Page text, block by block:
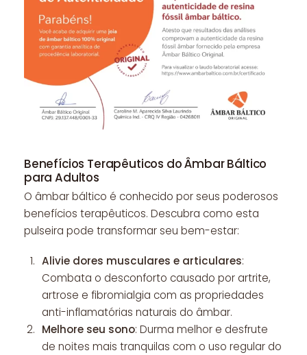
Benefícios Terapêuticos do Âmbar Báltico
para Adultos
O âmbar báltico é conhecido por seus poderosos
benefícios terapêuticos. Descubra como esta
pulseira pode transformar seu bem-estar:
Alivie dores musculares e articulares:
Combata o desconforto causado por artrite,
artrose e fibromialgia com as propriedades
anti-inflamatórias naturais do âmbar.
Melhore seu sono: Durma melhor e desfrute
de noites mais tranquilas com o uso regular do